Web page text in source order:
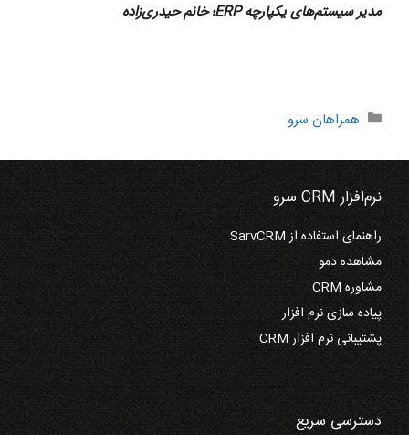
مدیرسیستم‌های یکپارچه ERP ؛ خانمحیدری‌زاده
دسته‌ها
همراهان سرو
نرم‌افزار CRM سرو
راهنمای استفاده از SarvCRM
مشاهده دمو
مشاوره CRM
پیاده سازی نرم افزار
پشتیبانی نرم افزار CRM
دسترسی سریع